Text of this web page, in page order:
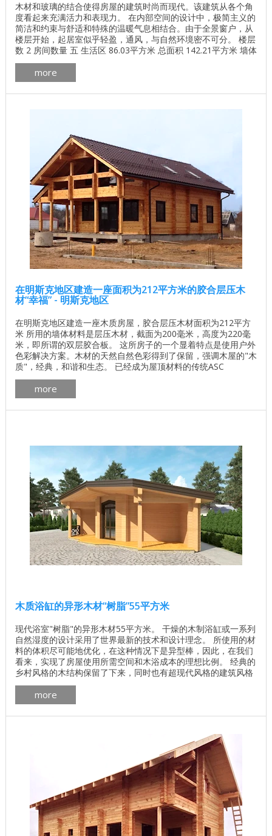
木材和玻璃的结合使得房屋的建筑时尚而现代。该建筑从各个角
度看起来充满活力和表现力。 在内部空间的设计中，极简主义的
简洁和约束与舒适和特殊的温暖气息相结合。由于全景窗户，从
楼层开始，起居室似乎轻盈，通风，与自然环境密不可分。 楼层
数 2 房间数量 五 生活区 86.03平方米 总面积 142.21平方米 墙体
材料的体积 76.75立方米 墙体材料套件 异形胶合木材180x185毫
more
在明斯克地区建造一座面积为212平方米的胶合层压木
材“幸福” - 明斯克地区
在明斯克地区建造一座木质房屋，胶合层压木材面积为212平方
米 所用的墙体材料是层压木材，截面为200毫米，高度为220毫
米，即所谓的双层胶合板。 这所房子的一个显着特点是使用户外
色彩解决方案。木材的天然自然色彩得到了保留，强调木屋的"木
质"，经典，和谐和生态。 已经成为屋顶材料的传统ASC
Archiline使用天然瓷砖Roben。 该公司的天窗，我们的合作伙伴
Velux，也引起了人们的关注。 下面是一些不同角度的木屋的实
时照片。 第一级布局选项 ...
more
木质浴缸的异形木材“树脂”55平方米
现代浴室"树脂"的异形木材55平方米。 干燥的木制浴缸或一系列
自然湿度的设计采用了世界最新的技术和设计理念。 所使用的材
料的体积尽可能地优化，在这种情况下是异型棒，因此，在我们
看来，实现了房屋使用所需空间和木浴成本的理想比例。 经典的
乡村风格的木结构保留了下来，同时也有超现代风格的建筑风格
和设计。 来自ARCHILINE的"TURNKEY"吧！ 梁的浴槽结构的角
度位置允许您将建筑物紧凑地放置在场地的尺寸中。 建议的浮槽
布局： 您还可以观看木屋"幻影"的大型视频评论： ...
more